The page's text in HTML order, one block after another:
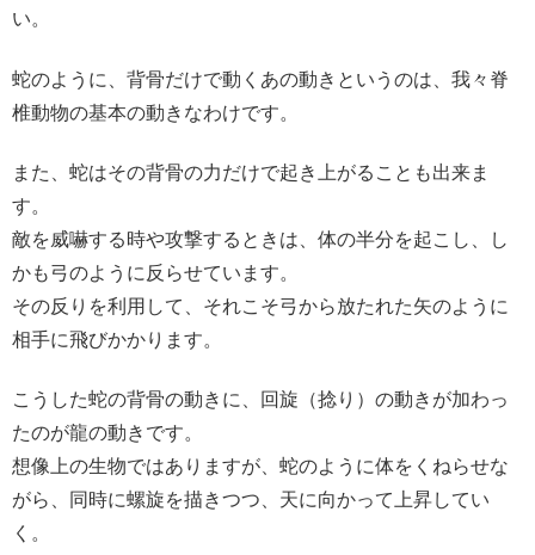
い。
蛇のように、背骨だけで動くあの動きというのは、我々脊
椎動物の基本の動きなわけです。
また、蛇はその背骨の力だけで起き上がることも出来ま
す。
敵を威嚇する時や攻撃するときは、体の半分を起こし、し
かも弓のように反らせています。
その反りを利用して、それこそ弓から放たれた矢のように
相手に飛びかかります。
こうした蛇の背骨の動きに、回旋（捻り）の動きが加わっ
たのが龍の動きです。
想像上の生物ではありますが、蛇のように体をくねらせな
がら、同時に螺旋を描きつつ、天に向かって上昇してい
く。